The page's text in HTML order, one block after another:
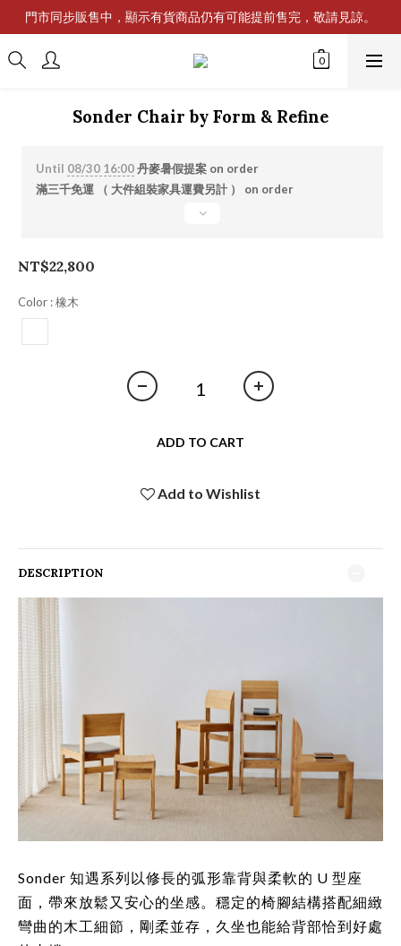
門市同步販售中，顯示有貨商品仍有可能提前售完，敬請見諒。
Sonder Chair by Form & Refine
Until 08/30 16:00丹麥暑假提案 on order
滿三千免運 （ 大件組裝家具運費另計 ） on order
NT$22,800
Color : 橡木
ADD TO CART
Add to Wishlist
DESCRIPTION
Sonder 知遇系列以修長的弧形靠背與柔軟的 U 型座
面，帶來放鬆又安心的坐感。穩定的椅腳結構搭配細緻
彎曲的木工細節，剛柔並存，久坐也能給背部恰到好處